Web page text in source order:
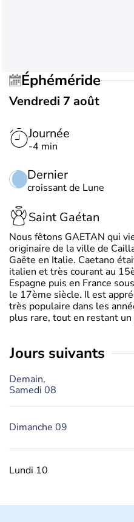
Éphéméride
Vendredi 7 août
Journée
-4 min
Dernier
croissant de Lune
Saint Gaétan
Nous fêtons GAETAN qui
originaire de la ville de
Gaëte en Italie. Caetano
italien et très courant au
Espagne puis en France
le 17ème siècle. Il est
très populaire dans les
plus rare, tout en restant
jours suivants
Demain,
Samedi 08
Dimanche 09
Lundi 10